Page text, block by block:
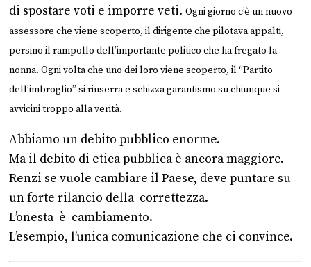
di spostare voti e imporre veti. Ogni giorno c’è un nuovo
assessore che viene scoperto, il dirigente che pilotava appalti,
persino il rampollo dell’importante politico che ha fregato la
nonna. Ogni volta che uno dei loro viene scoperto, il “Partito
dell’imbroglio” si rinserra e schizza garantismo su chiunque si
avvicini troppo alla verità.
Abbiamo un debito pubblico enorme.
Ma il debito di etica pubblica è ancora maggiore.
Renzi se vuole cambiare il Paese, deve puntare su
un forte rilancio della correttezza.
L’onesta è cambiamento.
L’esempio, l’unica comunicazione che ci convince.